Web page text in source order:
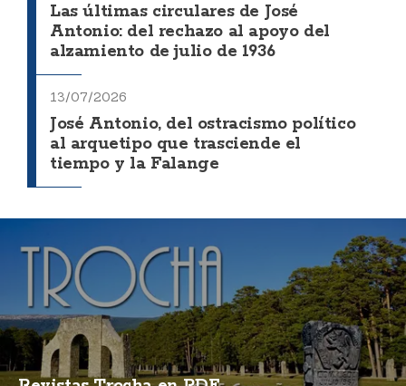
Las últimas circulares de José
Antonio: del rechazo al apoyo del
alzamiento de julio de 1936
13/07/2026
José Antonio, del ostracismo político
al arquetipo que trasciende el
tiempo y la Falange